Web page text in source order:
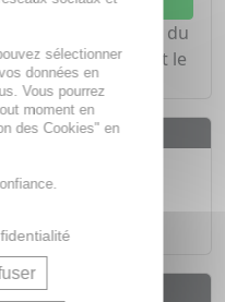
est à votre écoute du
de8h à 20h
et le
à 19h30.
en 24h*
sélectionner
données en
Vous pourrez
moment en
des Cookies" en